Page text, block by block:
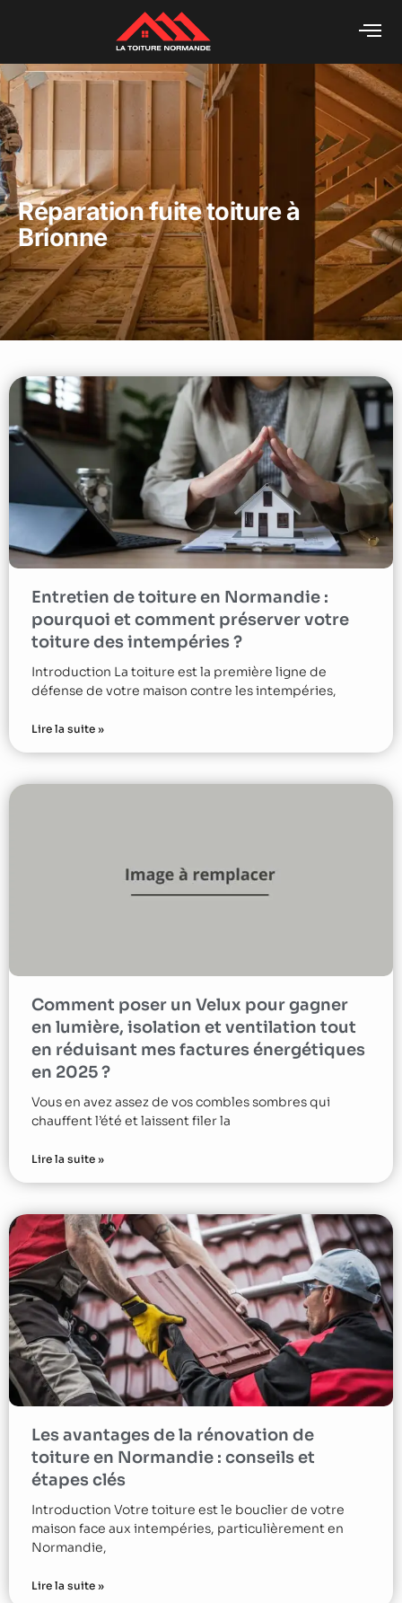
Réparation fuite toiture à
Brionne
Entretien de toiture en Normandie :
pourquoi et comment préserver votre
toiture des intempéries ?
Introduction La toiture est la première ligne de
défense de votre maison contre les intempéries,
Lire la suite »
Comment poser un Velux pour gagner
en lumière, isolation et ventilation tout
en réduisant mes factures énergétiques
en 2025 ?
Vous en avez assez de vos combles sombres qui
chauffent l’été et laissent filer la
Lire la suite »
Les avantages de la rénovation de
toiture en Normandie : conseils et
étapes clés
Introduction Votre toiture est le bouclier de votre
maison face aux intempéries, particulièrement en
Normandie,
Lire la suite »